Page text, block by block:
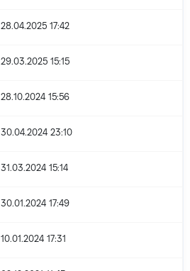
28.04.2025 17:42
29.03.2025 15:15
28.10.2024 15:56
30.04.2024 23:10
31.03.2024 15:14
30.01.2024 17:49
10.01.2024 17:31